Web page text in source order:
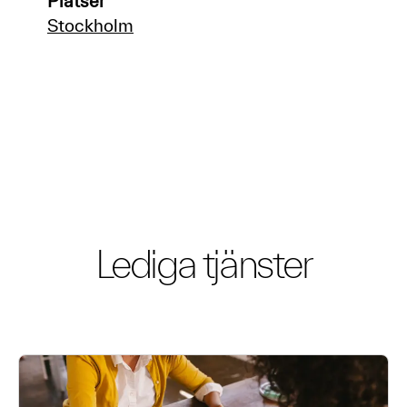
Stockholm
Lediga tjänster